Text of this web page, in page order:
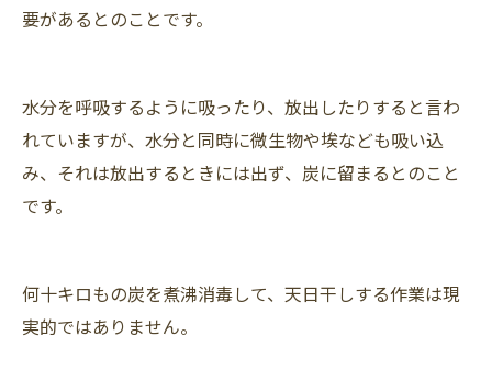
要があるとのことです。
水分を呼吸するように吸ったり、放出したりすると言わ
れていますが、水分と同時に微生物や埃なども吸い込
み、それは放出するときには出ず、炭に留まるとのこと
です。
何十キロもの炭を煮沸消毒して、天日干しする作業は現
実的ではありません。